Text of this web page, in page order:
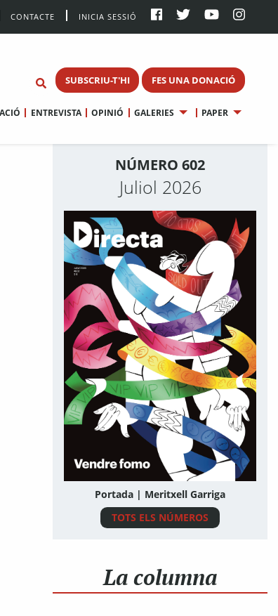
CONTACTE INICIA SESSIÓ
SUBSCRIU-T'HI FES UNA DONACIÓ
ENTREVISTA OPINIÓ GALERIES PAPER
NÚMERO 602
Juliol 2026
Portada | Meritxell Garriga
TOTS ELS NÚMEROS
La columna